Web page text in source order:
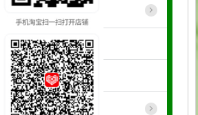
豆制品
- 豆干系列
- 素肉系列
蛋制品